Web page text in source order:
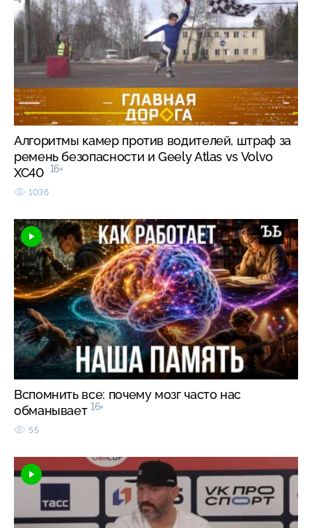
Алгоритмы камер против водителей, штраф за
ремень безопасности и Geely Atlas vs Volvo
XC40 16+
1036
Вспомнить все: почему мозг часто нас
обманывает 16+
55